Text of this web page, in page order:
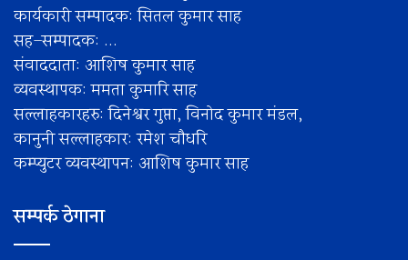
कार्यकारी सम्पादक: सितल कुमार साह
सह–सम्पादक: ...
संवाददाता: आशिष कुमार साह
व्यवस्थापक: ममता कुमारि साह
सल्लाहकारहरु: दिनेश्वर गुप्ता, विनोद कुमार मंडल,
कानुनी सल्लाहकार: रमेश चाैधरि
कम्प्युटर व्यवस्थापन: आशिष कुमार साह
सम्पर्क ठेगाना